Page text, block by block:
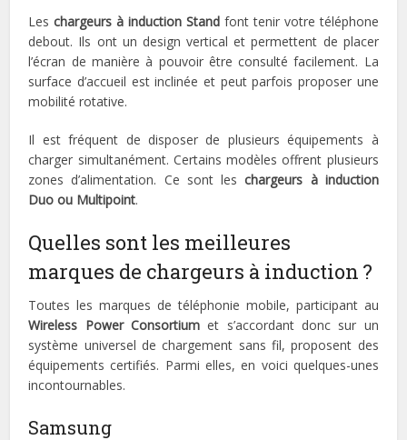
Leschargeurs à induction Stand font tenir votre téléphone
debout. Ils ont un design vertical et permettent de placer
l’écran de manière à pouvoir être consulté facilement. La
surface d’accueil est inclinée et peut parfois proposer une
mobilité rotative.
Il est fréquent de disposer de plusieurs équipements à
charger simultanément. Certains modèles offrent plusieurs
zones d’alimentation. Ce sont leschargeurs à induction
Duo ou Multipoint.
Quelles sont les meilleures
marques de chargeurs à induction ?
Toutes les marques de téléphonie mobile, participant au
Wireless Power Consortiumet s’accordant donc sur un
système universel de chargement sans fil, proposent des
équipements certifiés. Parmi elles, en voici quelques-unes
incontournables.
Samsung